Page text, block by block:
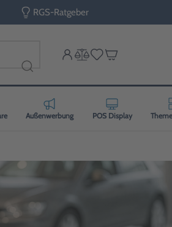
RGS-Ratgeber
Außenwerbung POS Display